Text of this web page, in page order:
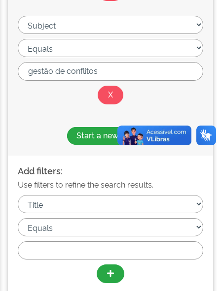
Start a new search
Add filters:
Use filters to refine the search results.